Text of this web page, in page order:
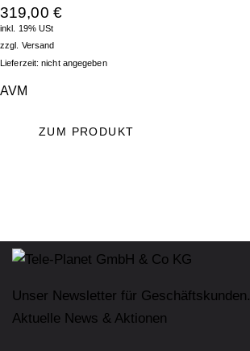
319,00 €
inkl. 19% USt
zzgl. Versand
Lieferzeit: nicht angegeben
AVM
ZUM PRODUKT
Unser Newsletter für Geschäftskunden.
Aktuelle News & Aktionen